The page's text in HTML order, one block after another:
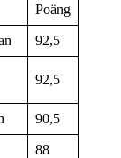
Poäng
92,5
92,5
90,5
88